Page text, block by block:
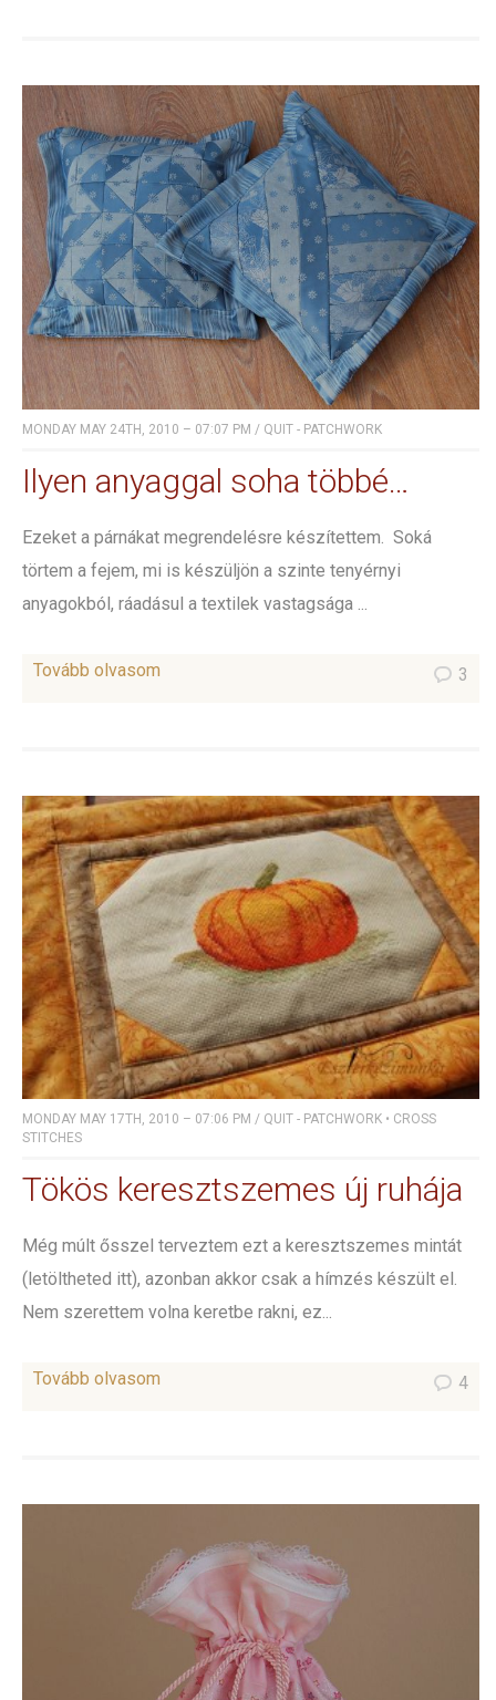
MONDAY MAY 24TH, 2010 – 07:07 PM / QUIT - PATCHWORK
Ilyen anyaggal soha többé…
Ezeket a párnákat megrendelésre készítettem. Soká
törtem a fejem, mi is készüljön a szinte tenyérnyi
anyagokból, ráadásul a textilek vastagsága ...
Tovább olvasom 3
MONDAY MAY 17TH, 2010 – 07:06 PM / QUIT - PATCHWORK • CROSS
STITCHES
Tökös keresztszemes új ruhája
Még múlt ősszel terveztem ezt a keresztszemes mintát
(letöltheted itt), azonban akkor csak a hímzés készült el.
Nem szerettem volna keretbe rakni, ez...
Tovább olvasom 4